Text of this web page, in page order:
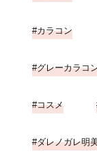
カラコン
グレーカラコ
コスメ
ダレノガレ明